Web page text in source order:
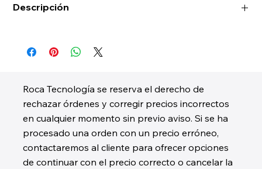
Roca Tecnología se reserva el derecho de
rechazar órdenes y corregir precios incorrectos
en cualquier momento sin previo aviso. Si se ha
procesado una orden con un precio erróneo,
contactaremos al cliente para ofrecer opciones
de continuar con el precio correcto o cancelar la
Descripción